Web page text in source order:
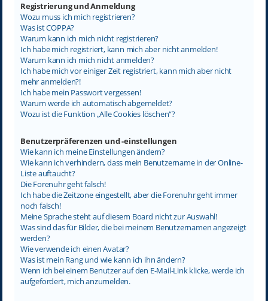
Registrierung und Anmeldung
Wozu muss ich mich registrieren?
Was ist COPPA?
Warum kann ich mich nicht registrieren?
Ich habe mich registriert, kann mich aber nicht anmelden!
Warum kann ich mich nicht anmelden?
Ich habe mich vor einiger Zeit registriert, kann mich aber nicht
mehr anmelden?!
Ich habe mein Passwort vergessen!
Warum werde ich automatisch abgemeldet?
Wozu ist die Funktion „Alle Cookies löschen“?
Benutzerpräferenzen und -einstellungen
Wie kann ich meine Einstellungen ändern?
Wie kann ich verhindern, dass mein Benutzername in der Online-
Liste auftaucht?
Die Forenuhr geht falsch!
Ich habe die Zeitzone eingestellt, aber die Forenuhr geht immer
noch falsch!
Meine Sprache steht auf diesem Board nicht zur Auswahl!
Was sind das für Bilder, die bei meinem Benutzernamen angezeigt
werden?
Wie verwende ich einen Avatar?
Was ist mein Rang und wie kann ich ihn ändern?
Wenn ich bei einem Benutzer auf den E-Mail-Link klicke, werde ich
aufgefordert, mich anzumelden.